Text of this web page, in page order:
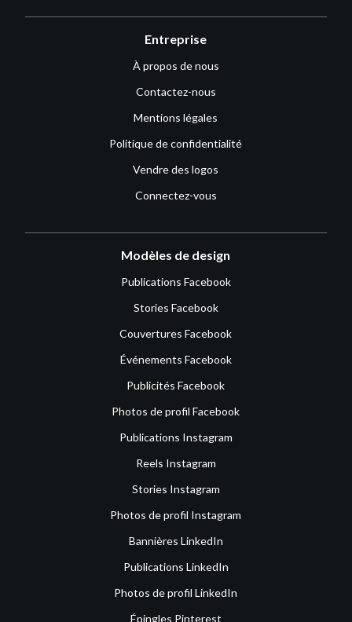
Entreprise
À propos de nous
Contactez-nous
Mentions légales
Politique de confidentialité
Vendre des logos
Connectez-vous
Modèles de design
Publications Facebook
Stories Facebook
Couvertures Facebook
Événements Facebook
Publicités Facebook
Photos de profil Facebook
Publications Instagram
Reels Instagram
Stories Instagram
Photos de profil Instagram
Bannières LinkedIn
Publications LinkedIn
Photos de profil LinkedIn
Épingles Pinterest